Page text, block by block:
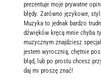
prezentuje moje prywatne
błędy. Zarówno językowe,
Muzyka to jednak bardzo
dźwięków kręcą mnie chyba
muzycznym znajdziesz
jestem wyrocznią, chętnie
błąd, lub po prostu chcesz
daj mi proszę znać!